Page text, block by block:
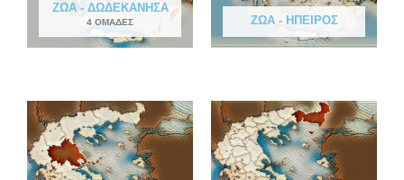
ΖΏΑ - ΔΩΔΕΚΆΝΗΣΑ
4 ΟΜΆΔΕΣ ΖΏΑ - ΉΠΕΙΡΟΣ